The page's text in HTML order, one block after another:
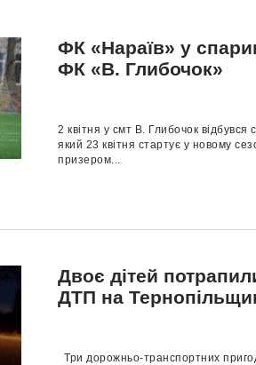
ФК «Нараїв» у
ФК «В. Глибочок»
2 квітня у смт В. Глибочок
який 23 квітня стартує у новому
призером...
Двоє дітей
ДТП на
Три дорожньо-транспортних